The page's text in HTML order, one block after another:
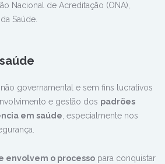
Nacional de Acreditação (ONA),
Saúde.
governamental e sem fins lucrativos
e gestão dos padrões
em saúde, especialmente nos
envolvem o processo para conquistar